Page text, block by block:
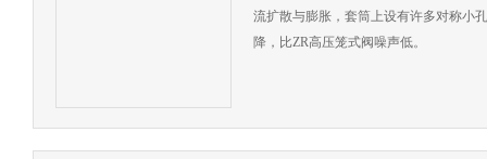
流扩散与膨胀，套筒上设有许多对称小
降，比ZR高压笼式阀噪声低。